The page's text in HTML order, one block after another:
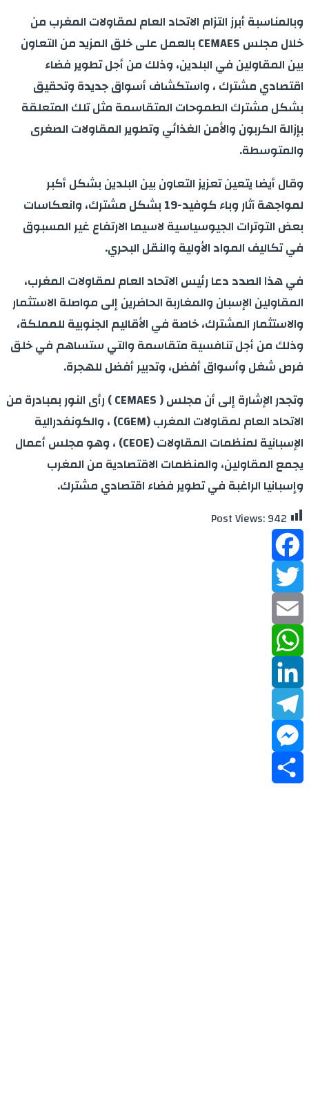
وبالمناسبة أبرز التزام الاتحاد العام لمقاولات المغرب من
خلال مجلس CEMAES بالعمل على خلق المزيد من التعاون
بين المقاولين في البلدين، وذلك من أجل تطوير فضاء
اقتصادي مشترك ، واستكشاف أسواق جديدة وتحقيق
بشكل مشترك الطموحات المتقاسمة مثل تلك المتعلقة
بإزالة الكربون والأمن الغذائي وتطوير المقاولات الصغرى
والمتوسطة.
وقال أيضا يتعين تعزيز التعاون بين البلدين بشكل أكبر
لمواجهة آثار وباء كوفيد-19 بشكل مشترك، وانعكاسات
بعض التوترات الجيوسياسية لاسيما الارتفاع غير المسبوق
في تكاليف المواد الأولية والنقل البحري.
في هذا الصدد دعا رئيس الاتحاد العام لمقاولات المغرب،
المقاولين الإسبان والمغاربة الحاضرين إلى مواصلة الاستثمار
والاستثمار المشترك، خاصة في الأقاليم الجنوبية للمملكة،
وذلك من أجل تنافسية متقاسمة والتي ستساهم في خلق
فرص شغل وأسواق أفضل، وتدبير أفضل للهجرة.
وتجدر الإشارة إلى أن مجلس ( CEMAES ) رأى النور بمبادرة من
الاتحاد العام لمقاولات المغرب (CGEM) ، والكونفدرالية
الإسبانية لمنظمات المقاولات (CEOE) ، وهو مجلس أعمال
يجمع المقاولين، والمنظمات الاقتصادية من المغرب
وإسبانيا الراغبة في تطوير فضاء اقتصادي مشترك.
Post Views:942
Facebook
Twitter
Email
WhatsApp
LinkedIn
Telegram
Messenger